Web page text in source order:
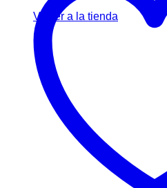
Volver a la tienda